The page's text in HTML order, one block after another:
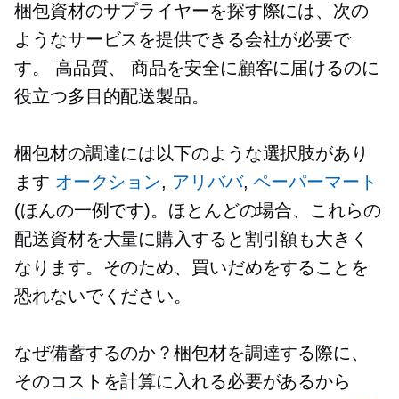
梱包資材のサプライヤーを探す際には、次の
ようなサービスを提供できる会社が必要で
す。 高品質、
商品を安全に顧客に届けるのに
役立つ多目的配送製品。
梱包材の調達には以下のような選択肢があり
ます オークション, アリババ,ペーパーマート
(ほんの一例です)。ほとんどの場合、これらの
配送資材を大量に購入すると割引額も大きく
なります。そのため、買いだめをすることを
恐れないでください。
なぜ備蓄するのか？梱包材を調達する際に、
そのコストを計算に入れる必要があるから